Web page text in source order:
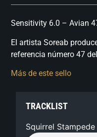
Sensitivity 6.0 – Avian
El artista Soreab
referencia número 47
Más de este sello
TRACKLIST
Squirrel Stampede